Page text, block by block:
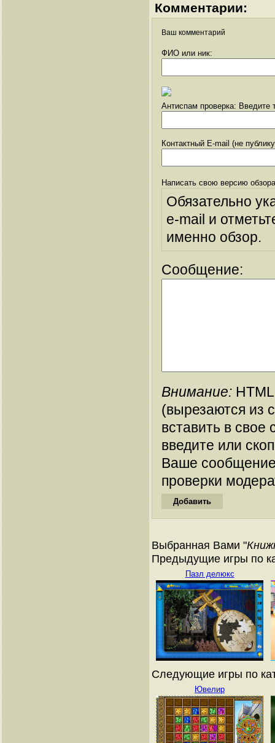
Комментарии:
Ваш комментарий
ФИО или ник:
Антиспам проверка: Введите
Контактный E-mail (не
Написать свою версию
Обязательно
e-mail и
именно обзор.
Сообщение:
Внимание:
(вырезаются из
вставить в
введите или
Ваше
проверки
Выбранная Вами "
Предыдущие игры по
Пазл делюкс
Следующие игры по
Ювелир